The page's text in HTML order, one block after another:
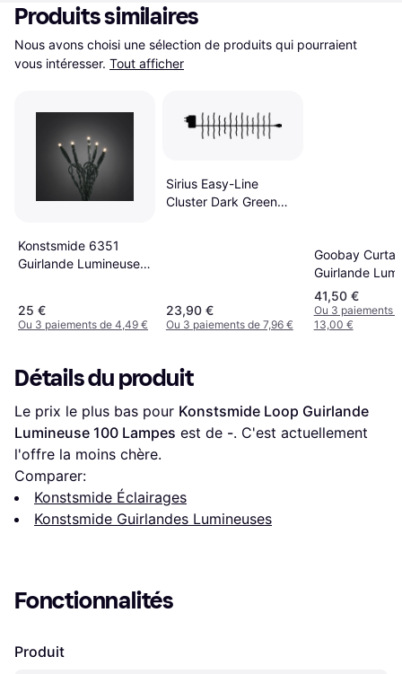
Produits similaires
Nous avons choisi une sélection de produits qui pourraient
vous intéresser. Tout afficher
Konstsmide 6351
Guirlande Lumineuse
25 €
Ou 3 paiements de 4,49 €
Sirius Easy-Line
Cluster Dark Green
23,90 €
Ou 3 paiements de 7,96 €
Goobay
Guirlande
300 Lampes
41,50 €
Ou 3 paiements
13,00 €
Détails du produit
Le prix le plus bas pour Konstsmide Loop Guirlande
Lumineuse 100 Lampes est de -. C'est actuellement
l'offre la moins chère.
Comparer:
Konstsmide Éclairages
Konstsmide Guirlandes Lumineuses
Fonctionnalités
Produit